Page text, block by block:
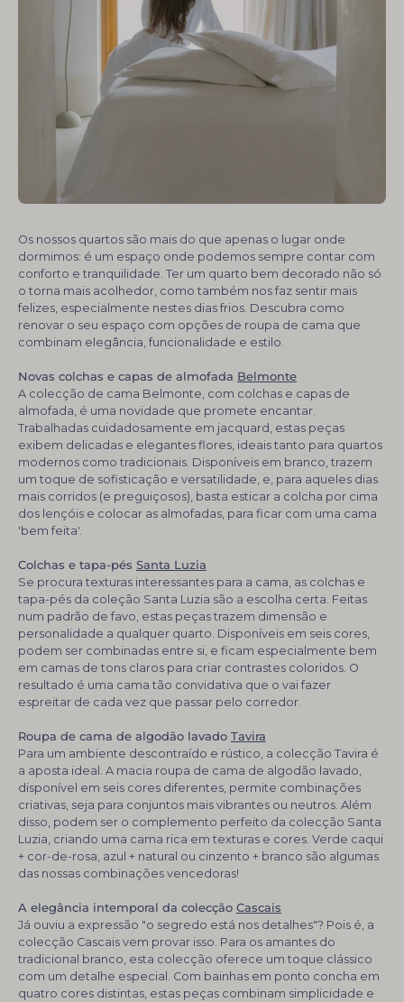
Os nossos quartos são mais do que apenas o lugar onde
dormimos: é um espaço onde podemos sempre contar com
conforto e tranquilidade. Ter um quarto bem decorado não só
o torna mais acolhedor, como também nos faz sentir mais
felizes, especialmente nestes dias frios. Descubra como
renovar o seu espaço com opções de roupa de cama que
combinam elegância, funcionalidade e estilo.
Novas colchas e capas de almofada Belmonte
A colecção de cama Belmonte, com colchas e capas de
almofada, é uma novidade que promete encantar.
Trabalhadas cuidadosamente em jacquard, estas peças
exibem delicadas e elegantes flores, ideais tanto para quartos
modernos como tradicionais. Disponíveis em branco, trazem
um toque de sofisticação e versatilidade, e, para aqueles dias
mais corridos (e preguiçosos), basta esticar a colcha por cima
dos lençóis e colocar as almofadas, para ficar com uma cama
'bem feita'.
Colchas e tapa-pés Santa Luzia
Se procura texturas interessantes para a cama, as colchas e
tapa-pés da coleção Santa Luzia são a escolha certa. Feitas
num padrão de favo, estas peças trazem dimensão e
personalidade a qualquer quarto. Disponíveis em seis cores,
podem ser combinadas entre si, e ficam especialmente bem
em camas de tons claros para criar contrastes coloridos. O
resultado é uma cama tão convidativa que o vai fazer
espreitar de cada vez que passar pelo corredor.
Roupa de cama de algodão lavado Tavira
Para um ambiente descontraído e rústico, a colecção Tavira é
a aposta ideal. A macia roupa de cama de algodão lavado,
disponível em seis cores diferentes, permite combinações
criativas, seja para conjuntos mais vibrantes ou neutros. Além
disso, podem ser o complemento perfeito da colecção Santa
Luzia, criando uma cama rica em texturas e cores. Verde caqui
+ cor-de-rosa, azul + natural ou cinzento + branco são algumas
das nossas combinações vencedoras!
A elegância intemporal da colecção Cascais
Já ouviu a expressão "o segredo está nos detalhes"? Pois é, a
colecção Cascais vem provar isso. Para os amantes do
tradicional branco, esta colecção oferece um toque clássico
com um detalhe especial. Com bainhas em ponto concha em
quatro cores distintas, estas peças combinam simplicidade e